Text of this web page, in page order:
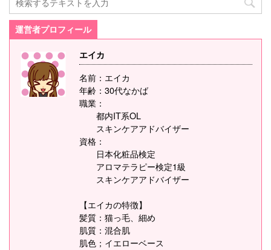
運営者プロフィール
エイカ
名前：エイカ
年齢：30代なかば
職業：
都内IT系OL
スキンケアアドバイザー
資格：
日本化粧品検定
アロマテラピー検定1級
スキンケアアドバイザー
【エイカの特徴】
髪質：猫っ毛、細め
肌質：混合肌
肌色；イエローベース